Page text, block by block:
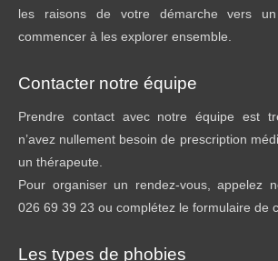
les raisons de votre démarche vers
commencer à les explorer ensemble.
Contacter notre équipe
Prendre contact avec notre équipe est
n’avez nullement besoin de prescription
un thérapeute.
Pour organiser un rendez-vous, appelez
026 69 39 23 ou complétez le formulaire de
Les types de phobies